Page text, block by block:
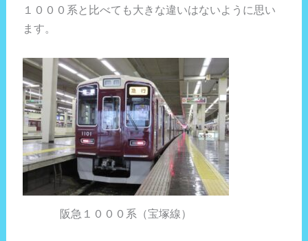
１０００系と比べても大きな違いはないように思い
ます。
阪急１０００系（宝塚線）